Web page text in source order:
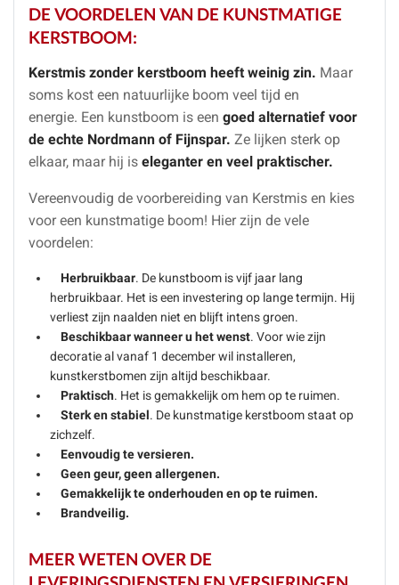
DE VOORDELEN VAN DE KUNSTMATIGE
KERSTBOOM:
Kerstmis zonder kerstboom heeft weinig zin. Maar
soms kost een natuurlijke boom veel tijd en
energie. Een kunstboom is een goed alternatief voor
de echte Nordmann of Fijnspar. Ze lijken sterk op
elkaar, maar hij is eleganter en veel praktischer.
Vereenvoudig de voorbereiding van Kerstmis en kies
voor een kunstmatige boom! Hier zijn de vele
voordelen:
Herbruikbaar. De kunstboom is vijf jaar lang
herbruikbaar. Het is een investering op lange termijn. Hij
verliest zijn naalden niet en blijft intens groen.
Beschikbaar wanneer u het wenst. Voor wie zijn
decoratie al vanaf 1 december wil installeren,
kunstkerstbomen zijn altijd beschikbaar.
Praktisch. Het is gemakkelijk om hem op te ruimen.
Sterk en stabiel. De kunstmatige kerstboom staat op
zichzelf.
Eenvoudig te versieren.
Geen geur, geen allergenen.
Gemakkelijk te onderhouden en op te ruimen.
Brandveilig.
MEER WETEN OVER DE